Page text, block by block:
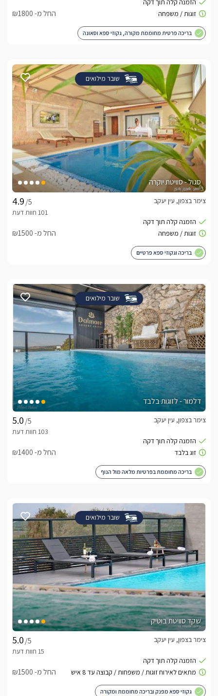
החל מ- ₪1800
בריכה פרטית מחוממת מקורה, גקוזי ספא וסאונה
שובר מילואים
סגול - סוויטת יוקרה
/5
צימר בצפון, עין יעקב
החל מ- ₪1500
בריכה וגקוזי ספא פרטיים
שובר מילואים
דלמור - לזוגות בלבד
/5
צימר בצפון, עין יעקב
החל מ- ₪1400
בריכה מחוממת בפרטיות מלאה מול הנוף
שובר מילואים
שקד סוויטת בוטיק
/5
צימר בצפון, עין יעקב
החל מ- ₪1500
גקוזי ספא מפנק ובריכה מחוממת ומקורה